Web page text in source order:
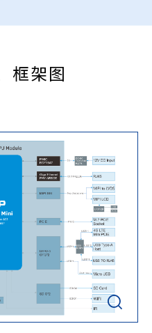
框架图
